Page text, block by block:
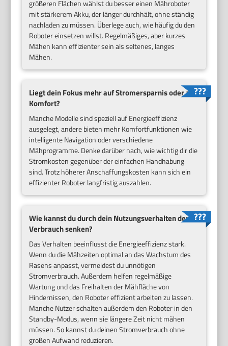
größeren Flächen wählst du besser einen Mähroboter
mit stärkerem Akku, der länger durchhält, ohne ständig
nachladen zu müssen. Überlege auch, wie häufig du den
Roboter einsetzen willst. Regelmäßiges, aber kurzes
Mähen kann effizienter sein als seltenes, langes
Mähen.
Liegt dein Fokus mehr auf Stromersparnis oder auf
Komfort?
Manche Modelle sind speziell auf Energieeffizienz
ausgelegt, andere bieten mehr Komfortfunktionen wie
intelligente Navigation oder verschiedene
Mähprogramme. Denke darüber nach, wie wichtig dir die
Stromkosten gegenüber der einfachen Handhabung
sind. Trotz höherer Anschaffungskosten kann sich ein
effizienter Roboter langfristig auszahlen.
Wie kannst du durch dein Nutzungsverhalten den
Verbrauch senken?
Das Verhalten beeinflusst die Energieeffizienz stark.
Wenn du die Mähzeiten optimal an das Wachstum des
Rasens anpasst, vermeidest du unnötigen
Stromverbrauch. Außerdem helfen regelmäßige
Wartung und das Freihalten der Mähfläche von
Hindernissen, den Roboter effizient arbeiten zu lassen.
Manche Nutzer schalten außerdem den Roboter in den
Standby-Modus, wenn sie längere Zeit nicht mähen
müssen. So kannst du deinen Stromverbrauch ohne
großen Aufwand reduzieren.